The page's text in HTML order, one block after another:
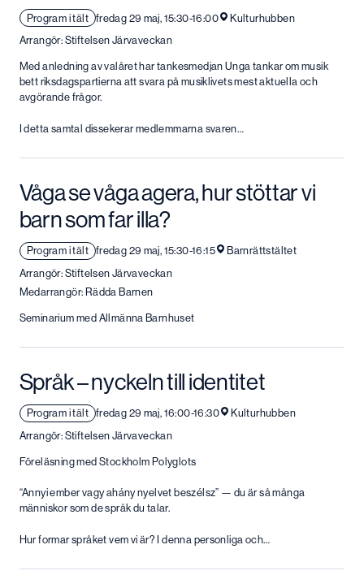
Program i tält fredag 29 maj, 15:30-16:00
Kulturhubben
Arrangör: Stiftelsen Järvaveckan
Med anledning av valåret har tankesmedjan Unga tankar om musik
bett riksdagspartierna att svara på musiklivets mest aktuella och
avgörande frågor.
I detta samtal dissekerar medlemmarna svaren…
Våga se våga agera, hur stöttar vi
barn som far illa?
Program i tält fredag 29 maj, 15:30-16:15
Barnrättstältet
Arrangör: Stiftelsen Järvaveckan
Medarrangör: Rädda Barnen
Seminarium med Allmänna Barnhuset
Språk – nyckeln till identitet
Program i tält fredag 29 maj, 16:00-16:30
Kulturhubben
Arrangör: Stiftelsen Järvaveckan
Föreläsning med Stockholm Polyglots
“Annyi ember vagy ahány nyelvet beszélsz” — du är så många
människor som de språk du talar.
Hur formar språket vem vi är? I denna personliga och…